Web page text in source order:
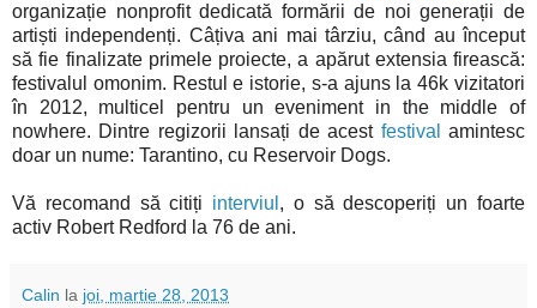
organizație nonprofit dedicată formării de noi generații de
artiști independenți. Câțiva ani mai târziu, când au început
să fie finalizate primele proiecte, a apărut extensia firească:
festivalul omonim. Restul e istorie, s-a ajuns la 46k vizitatori
în 2012, multicel pentru un eveniment in the middle of
nowhere. Dintre regizorii lansați de acest festival
amintesc
doar un nume: Tarantino, cu Reservoir Dogs.
Vă recomand să citiți interviul , o să descoperiți un foarte
activ Robert Redford la 76 de ani.
Calin la joi, martie 28, 2013